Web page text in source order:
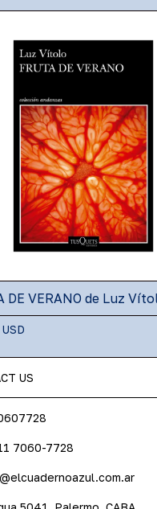
DE VERANO de Luz
US
7060-7728